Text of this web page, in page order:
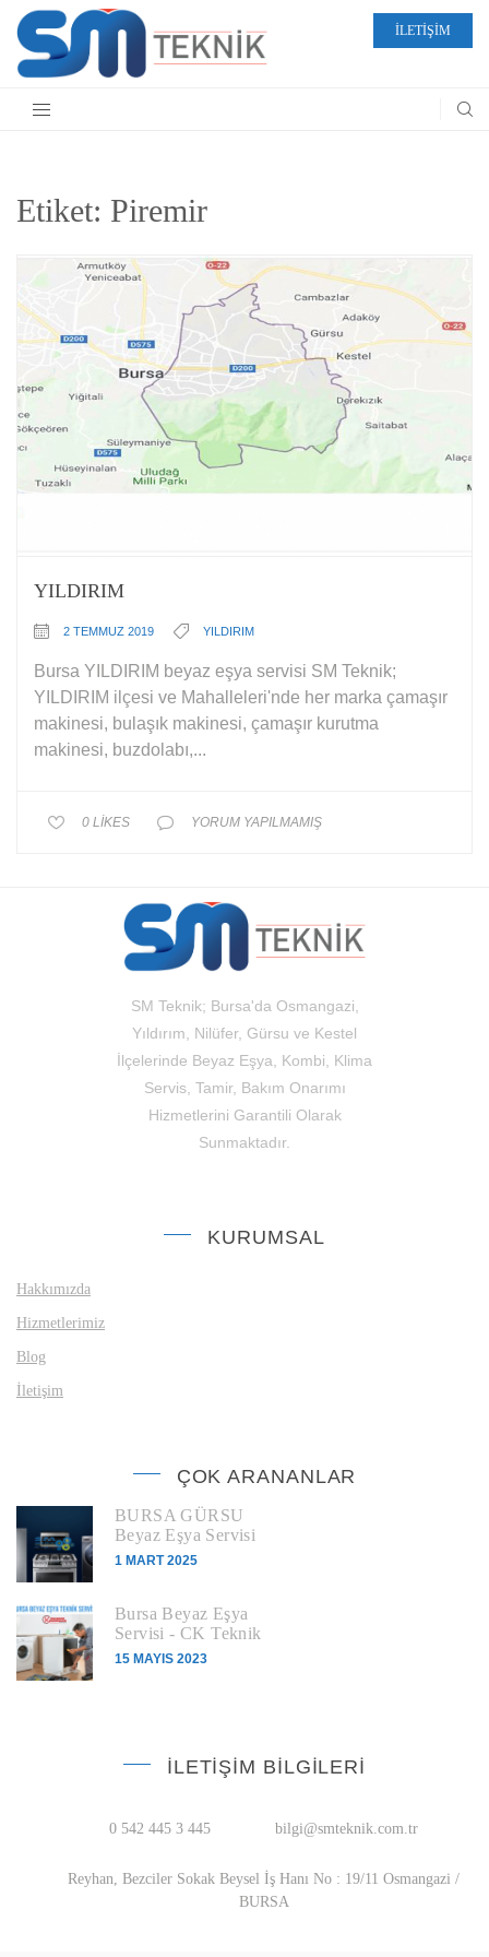
İLETİŞİM
Etiket: Piremir
YILDIRIM
2 TEMMUZ 2019 YILDIRIM
Bursa YILDIRIM beyaz eşya servisi SM Teknik;
YILDIRIM ilçesi ve Mahalleleri'nde her marka çamaşır
makinesi, bulaşık makinesi, çamaşır kurutma
makinesi, buzdolabı,...
0 LIKES YORUM YAPILMAMIŞ
SM Teknik; Bursa'da Osmangazi,
Yıldırım, Nilüfer, Gürsu ve Kestel
İlçelerinde Beyaz Eşya, Kombi, Klima
Servis, Tamir, Bakım Onarımı
Hizmetlerini Garantili Olarak
Sunmaktadır.
KURUMSAL
Hakkımızda
Hizmetlerimiz
Blog
İletişim
ÇOK ARANANLAR
BURSA GÜRSU
Beyaz Eşya Servisi
1 MART 2025
Bursa Beyaz Eşya
Servisi - CK Teknik
15 MAYIS 2023
İLETIŞIM BILGILERI
0 542 445 3 445 bilgi@smteknik.com.tr
Reyhan, Bezciler Sokak Beysel İş Hanı No : 19/11 Osmangazi /
BURSA